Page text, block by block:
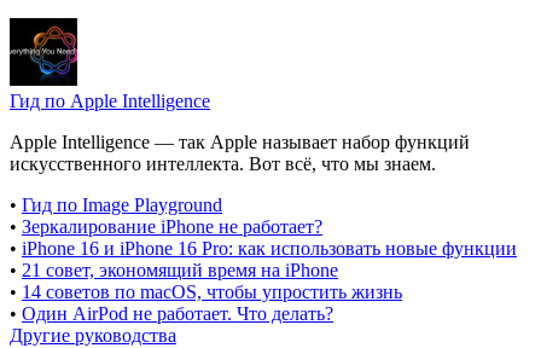
Гид по Apple Intelligence
Apple Intelligence — так Apple называет набор функций
искусственного интеллекта. Вот всё, что мы знаем.
• Гид по Image Playground
• Зеркалирование iPhone не работает?
• iPhone 16 и iPhone 16 Pro: как использовать новые функции
• 21 совет, экономящий время на iPhone
• 14 советов по macOS, чтобы упростить жизнь
• Один AirPod не работает. Что делать?
Другие руководства